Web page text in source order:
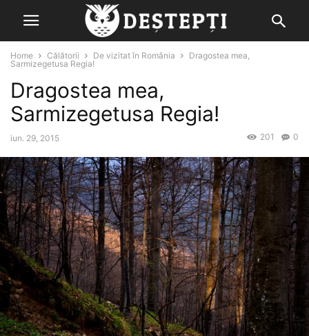
Home Călătorii De vizitat în România
Dragostea mea,
Sarmizegetusa Regia!
Dragostea mea,
Sarmizegetusa Regia!
iun. 29, 2015 0
201